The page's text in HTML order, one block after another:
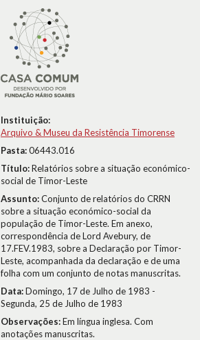
Instituição:
Arquivo & Museu da Resistência Timorense
Pasta:06443.016
Título:Relatórios sobre a situação económico-
social de Timor-Leste
Assunto:Conjunto de relatórios do CRRN
sobre a situação económico-social da
população de Timor-Leste. Em anexo,
correspondência de Lord Avebury, de
17.FEV.1983, sobre a Declaração por Timor-
Leste, acompanhada da declaração e de uma
folha com um conjunto de notas manuscritas.
Data:Domingo, 17 de Julho de 1983 -
Segunda, 25 de Julho de 1983
Observações:Em língua inglesa. Com
anotações manuscritas.